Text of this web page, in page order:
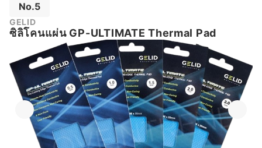
No.5
GELID
ซิลิโคนแผ่น GP-ULTIMATE Thermal Pad